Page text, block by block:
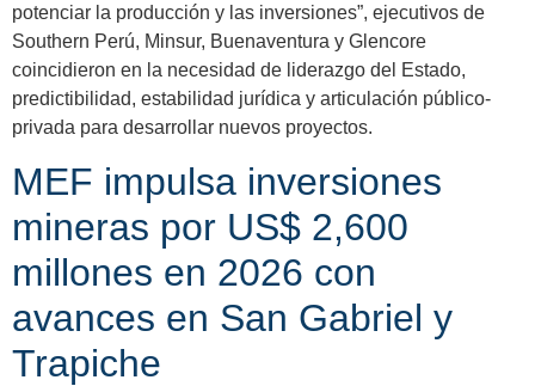
potenciar la producción y las inversiones”, ejecutivos de
Southern Perú, Minsur, Buenaventura y Glencore
coincidieron en la necesidad de liderazgo del Estado,
predictibilidad, estabilidad jurídica y articulación público-
privada para desarrollar nuevos proyectos.
MEF impulsa inversiones
mineras por US$ 2,600
millones en 2026 con
avances en San Gabriel y
Trapiche